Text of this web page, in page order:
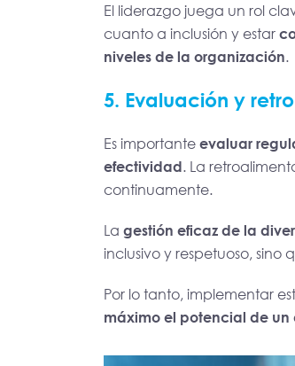
El liderazgo juega un rol
cuanto a inclusión y estar
niveles de la organización.
5. Evaluación y
Es importante evaluar
efectividad. La
continuamente.
La gestión eficaz de la
inclusivo y respetuoso, sino
Por lo tanto, implementar
máximo el potencial de